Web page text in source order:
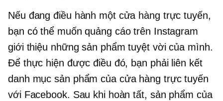
Nếu đang điều hành một cửa hàng trực tuyến,
bạn có thể muốn quảng cáo trên Instagram
giới thiệu những sản phẩm tuyệt vời của mình.
Để thực hiện được điều đó, bạn phải liên kết
danh mục sản phẩm của cửa hàng trực tuyến
với Facebook. Sau khi hoàn tất, sản phẩm của